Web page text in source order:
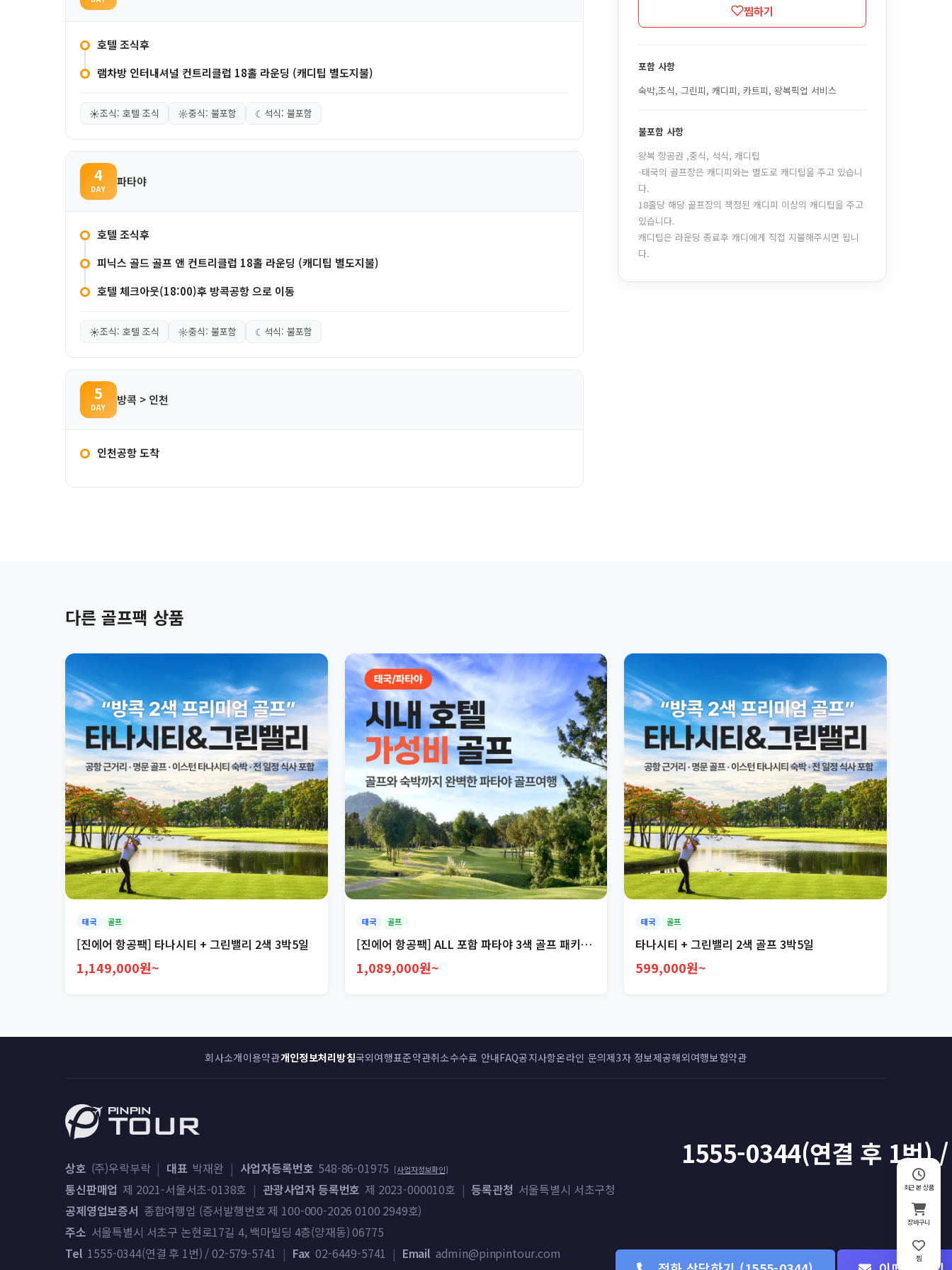
호텔 조식후
램차방 인터내셔널 컨트리클럽 18홀 라운딩 (캐디팁 별도지불)
☀조식: 호텔 조식 ☼중식: 불포함 ☾ 석식: 불포함
4
DAY
파타야
호텔 조식후
피닉스 골드 골프 앤 컨트리클럽 18홀 라운딩 (캐디팁 별도지불)
호텔 체크아웃(18:00)후 방콕공항 으로 이동
☀조식: 호텔 조식 ☼중식: 불포함 ☾ 석식: 불포함
5
DAY
방콕 > 인천
인천공항 도착
찜하기
포함 사항
숙박,조식, 그린피, 캐디피, 카트피, 왕복픽업 서비스
불포함 사항
왕복 항공권 ,중식, 석식, 캐디팁
-태국의 골프장은 캐디피와는 별도로 캐디팁을 주고 있습니
다.
18홀당 해당 골프장의 책정된 캐디피 이상의 캐디팁을 주고
있습니다.
캐디팁은 라운딩 종료후 캐디에게 직접 지불해주시면 됩니
다.
다른 골프팩 상품
태국 골프
[진에어 항공팩] 타나시티 + 그린밸리 2색 3박5일
1,149,000원~
태국 골프
[진에어 항공팩] ALL 포함 파타야 3색 골프 패키지 3박5일
1,089,000원~
태국 골프
타나시티 + 그린밸리 2색 골프 3박5일
599,000원~
회사소개이용약관개인정보처리방침국외여행표준약관취소수수료 안내FAQ공지사항온라인 문의제3자 정보제공해외여행보험약관
상호 (주)우락부락 | 대표 박재완 | 사업자등록번호 548-86-01975 [사업자정보확인]
통신판매업 제 2021-서울서초-0138호 | 관광사업자 등록번호 제 2023-000010호 | 등록관청 서울특별시 서초구청
공제영업보증서 종합여행업 (증서발행번호 제 100-000-2026 0100 2949호)
주소 서울특별시 서초구 논현로17길 4, 백마빌딩 4층(양재동) 06775
Tel 1555-0344(연결 후 1번) / 02-579-5741 | Fax 02-6449-5741 | Email admin@pinpintour.com
1555-0344(연결 후 1번)
최근 본 상품
장바구니
찜